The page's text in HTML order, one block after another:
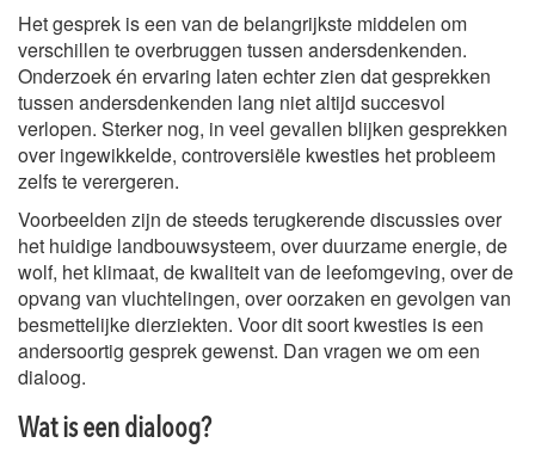
Het gesprek is een van de belangrijkste middelen om
verschillen te overbruggen tussen andersdenkenden.
Onderzoek én ervaring laten echter zien dat gesprekken
tussen andersdenkenden lang niet altijd succesvol
verlopen. Sterker nog, in veel gevallen blijken gesprekken
over ingewikkelde, controversiële kwesties het probleem
zelfs te verergeren.
Voorbeelden zijn de steeds terugkerende discussies over
het huidige landbouwsysteem, over duurzame energie, de
wolf, het klimaat, de kwaliteit van de leefomgeving, over de
opvang van vluchtelingen, over oorzaken en gevolgen van
besmettelijke dierziekten. Voor dit soort kwesties is een
andersoortig gesprek gewenst. Dan vragen we om een
dialoog.
Wat is een dialoog?